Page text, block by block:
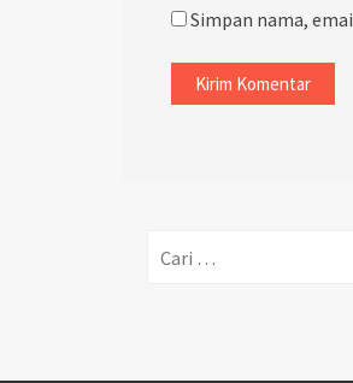
Simpan nama,
untuk: